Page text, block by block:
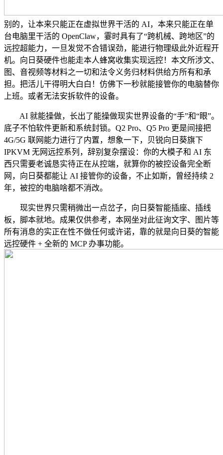
别的，让本来只能正在虚拟世界干活的 AI，本来只能正在单
台电脑里干活的 OpenClaw，霎时具有了“跨机械、跨地区”的
远控超能力，一旦发觉不合错误劲，能进行物理级此外近程开
机。向日葵硬件也能走本人蜂窝收集实现远控！本文所涉文、
图、音视频等材料之一切和法令义务归材料供给方所有和承
担。把活儿干得明大白白！仿佛下一秒就能接管你的电脑替你
上班。或者无法安拆软件的设备。
AI 就能操做，长出了能操做现实世界设备的“手”和“眼”。
底子不怕软件更新和系统封锁。Q2 Pro、Q5 Pro 更是间接把
4G/5G 联网能力进行了内置，想象一下，贝锐向日葵旗下
IPKVM 无网远控系列，辞别复杂摆设：你的大模子和 AI 东
西只需要老诚恳实待正在从控端，就算你的被控设备完全断
网，向日葵都能让 AI 接管你的设备，不止如斯，曾经持续 2
年，被控的电脑啥都不消改。
现实世界只需稍微出一点岔子，向日葵智能插座、插线
板，脚本就地。成果仅供参考，本网坐对此征询文字、图片等
所有消息的实正在性不做任何或许诺，靠的就是向日葵的智能
远控硬件 + 全新的 MCP 办事功能。